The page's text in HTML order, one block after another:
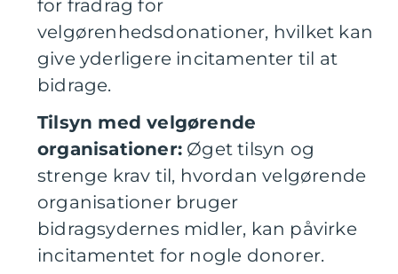
for fradrag for
velgørenhedsdonationer, hvilket kan
give yderligere incitamenter til at
bidrage.
Tilsyn med velgørende
organisationer: Øget tilsyn og
strenge krav til, hvordan velgørende
organisationer bruger
bidragsydernes midler, kan påvirke
incitamentet for nogle donorer.